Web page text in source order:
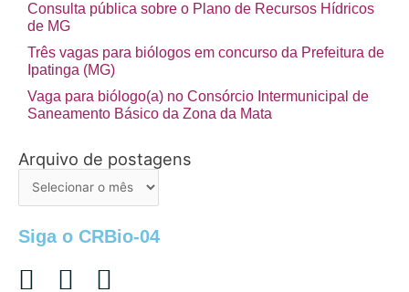
Consulta pública sobre o Plano de Recursos Hídricos
de MG
Três vagas para biólogos em concurso da Prefeitura de
Ipatinga (MG)
Vaga para biólogo(a) no Consórcio Intermunicipal de
Saneamento Básico da Zona da Mata
Arquivo de postagens
Arquivo
Siga o CRBio-04